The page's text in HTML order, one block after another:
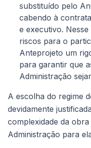
substituído pelo
cabendo à
e executivo.
riscos para o
Anteprojeto um
para garantir que
Administração
A escolha do regime
devidamente
complexidade da
Administração para